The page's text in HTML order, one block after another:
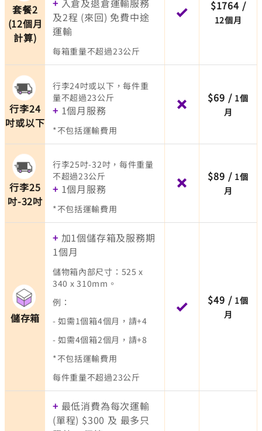
套餐2
(12個月
計算)
+ 入倉及退倉運輸服務
及2程 (來回) 免費中途
運輸
每箱重量不超過23公斤
$1764 /
12個月
行李24
吋或以下
行李24吋或以下，每件重
量不超過23公斤
+ 1個月服務
*不包括運輸費用
$69 / 1個
月
行李25
吋-32吋
行李25吋-32吋，每件重量
不超過23公斤
+ 1個月服務
*不包括運輸費用
$89 / 1個
月
儲存箱
+ 加1個儲存箱及服務期
1個月
儲物箱內部尺⼨：525 x
340 x 310mm。
例：
- 如需1個箱4個月，請+4
- 如需4個箱2個月，請+8
*不包括運輸費用
每件重量不超過23公斤
$49 / 1個
月
+ 最低消費為每次運輸
(單程) $300 及 最多只